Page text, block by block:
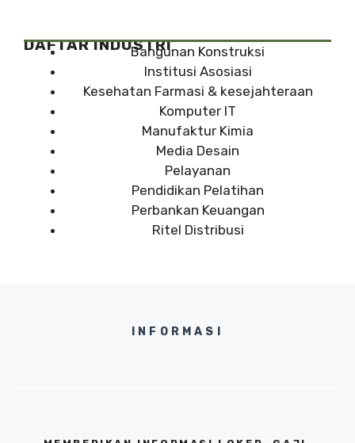
DAFTAR INDUSTRIBangunan Konstruksi
Institusi Asosiasi
Kesehatan Farmasi & kesejahteraan
Komputer IT
Manufaktur Kimia
Media Desain
Pelayanan
Pendidikan Pelatihan
Perbankan Keuangan
Ritel Distribusi
INFORMASI